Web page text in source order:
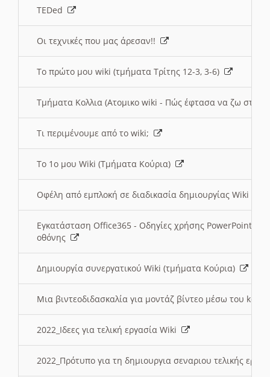
TEDed
Οι τεχνικές που μας άρεσαν!!
Το πρώτο μου wiki (τμήματα Τρίτης 12-3, 3-6)
Τμήματα Κολλια (Ατομικο wiki - Πώς έφτασα να ζω στην
Τι περιμένουμε από το wiki;
Το 1ο μου Wiki (Τμήματα Κούρια)
Οφέλη από εμπλοκή σε διαδικασία δημιουργίας Wiki
Εγκατάσταση Office365 - Οδηγίες χρήσης PowerPoint
οθόνης
Δημιουργία συνεργατικού Wiki (τμήματα Κούρια)
Μια βιντεοδιδασκαλία για μοντάζ βίντεο μέσω του
2022_Ιδεες για τελική εργασία Wiki
2022_Πρότυπο για τη δημιουργια σεναριου τελικής